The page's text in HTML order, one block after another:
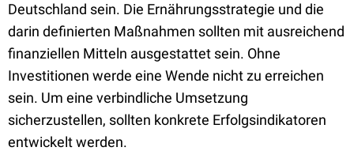
Deutschland sein. Die Ernährungsstrategie und die
darin definierten Maßnahmen sollten mit ausreichend
finanziellen Mitteln ausgestattet sein. Ohne
Investitionen werde eine Wende nicht zu erreichen
sein. Um eine verbindliche Umsetzung
sicherzustellen, sollten konkrete Erfolgsindikatoren
entwickelt werden.